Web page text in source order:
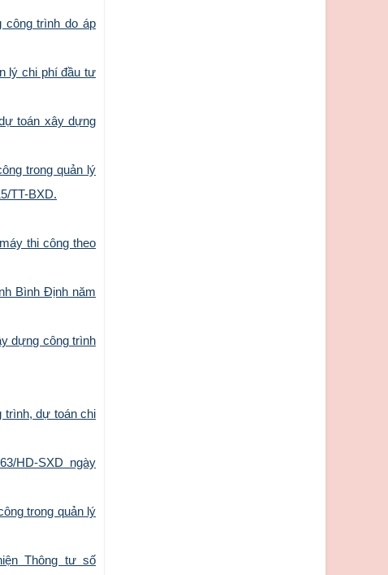
công trình do áp
lý chi phí đầu tư
toán xây dựng
trong quản lý
TT-BXD.
thi công theo
Bình Định năm
dựng công trình
trình, dự toán chi
HD-SXD ngày
trong quản lý
Thông tư số